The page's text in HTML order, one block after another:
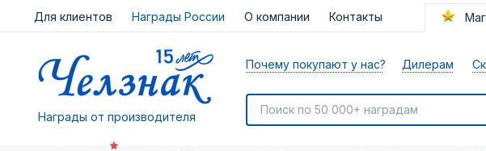
Для клиентов Награды России О компании Контакты
Награды от производителя
Почему покупают у нас? Дилерам